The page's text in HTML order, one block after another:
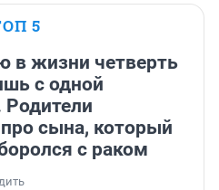
5
в жизни четверть
с одной
Родители
сына, который
с раком